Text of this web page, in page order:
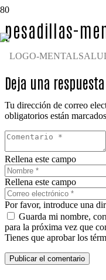
pesadillas-
Deja una respuesta
Tu dirección de correo
obligatorios están
Rellena este campo
Rellena este campo
Por favor, introduce una
Guarda mi nombre,
para la próxima vez que
Tienes que aprobar los
Publicar el comentario